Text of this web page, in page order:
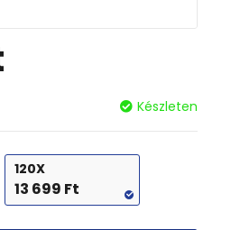
Készleten
120X
13 699 Ft